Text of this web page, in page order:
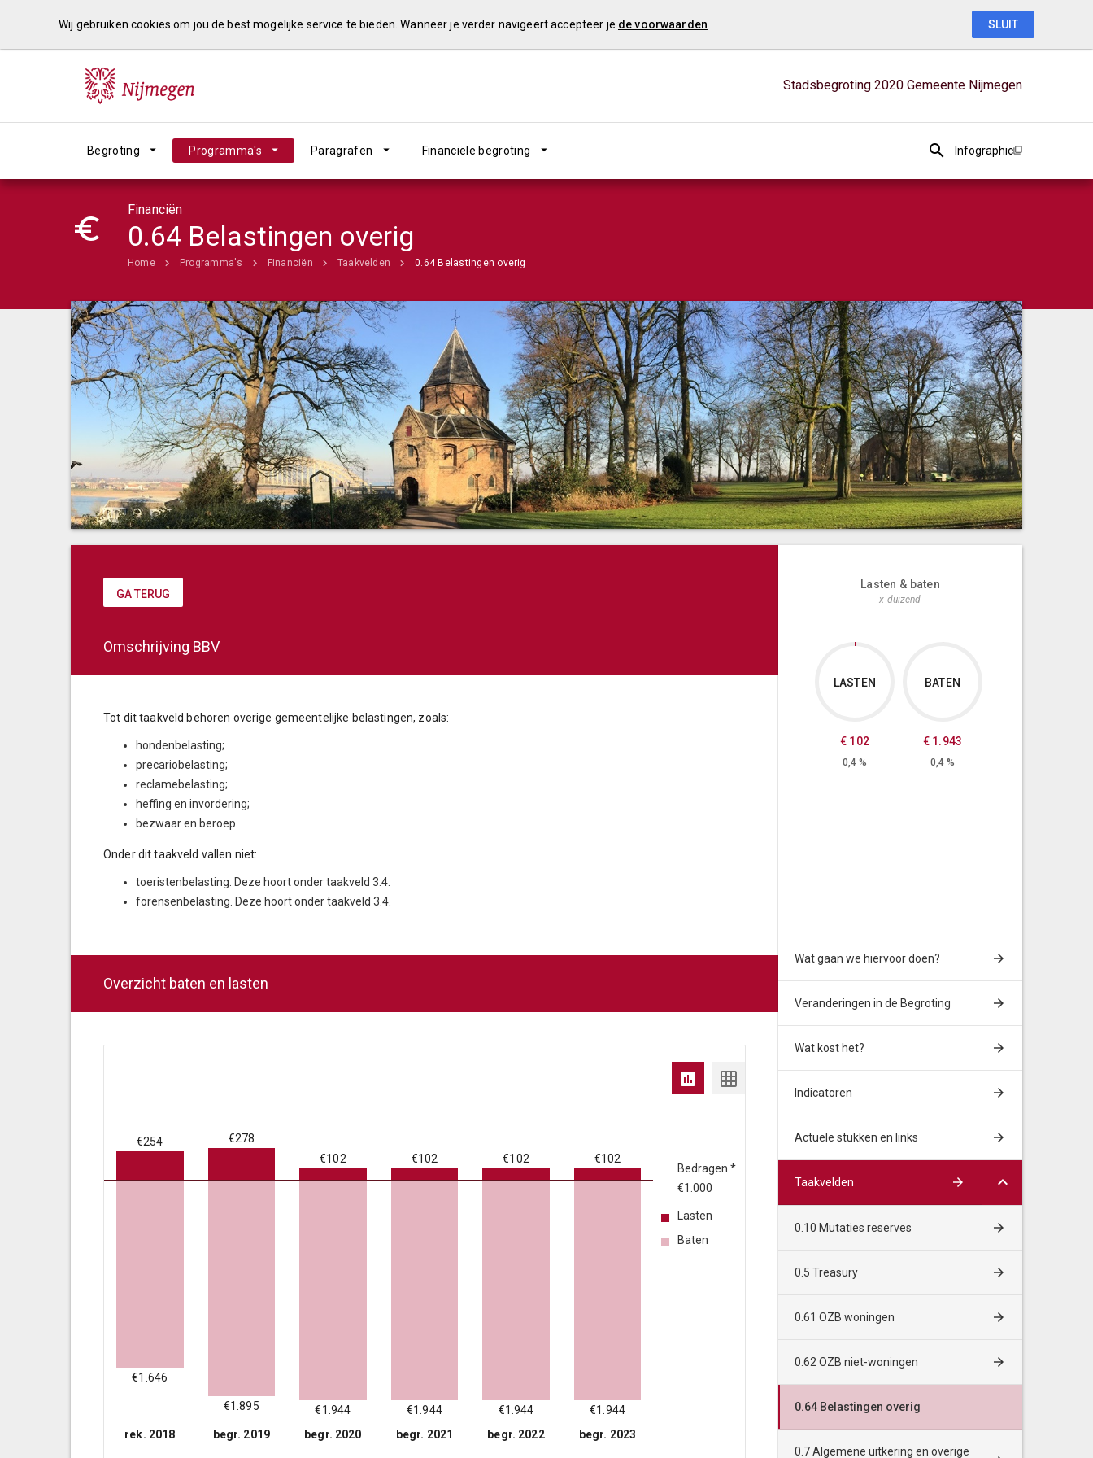
Stadsbegroting 2020 Gemeente Nijmegen
Begroting Programma's Paragrafen Financiële begroting Infographic
Financiën
0.64 Belastingen overig
Home Programma's Financiën Taakvelden 0.64 Belastingen overig
Omschrijving BBV
Tot dit taakveld behoren overige gemeentelijke belastingen, zoals:
hondenbelasting;
precariobelasting;
reclamebelasting;
heffing en invordering;
bezwaar en beroep.
Onder dit taakveld vallen niet:
toeristenbelasting. Deze hoort onder taakveld 3.4.
forensenbelasting. Deze hoort onder taakveld 3.4.
Overzicht baten en lasten
€254
€1.646
rek. 2018
€278
€1.895
begr. 2019
€102
€1.944
begr. 2020
€102
€1.944
begr. 2021
€102
€1.944
begr. 2022
€102
€1.944
begr. 2023
Bedragen *
€1.000
Lasten
Baten
Algemene baten en lasten Rekening
Bedragen * €1.000
Aanslagen Precariobelasting
Perceptiekosten Reclamebelasting
Wat gaan we hiervoor doen?
Veranderingen in de Begroting
Wat kost het?
Indicatoren
Actuele stukken en links
Taakvelden
0.10 Mutaties reserves
0.5 Treasury
0.61 OZB woningen
0.62 OZB niet-woningen
0.64 Belastingen overig
0.7 Algemene uitkering en overige
Lasten & baten
x duizend
LASTEN
€ 102
0,4 %
BATEN
€ 1.943
0,4 %
GA TERUG
Wij gebruiken cookies om jou de best mogelijke service te bieden. Wanneer je verder navigeert accepteer je de voorwaarden SLUIT